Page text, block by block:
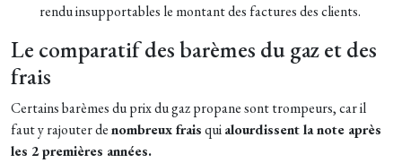
rendu insupportables le montant des factures des clients.
Le comparatif des barèmes du gaz et des
frais
Certains barèmes du prix du gaz propane sont trompeurs, car il
faut y rajouter denombreux fraisquialourdissent la note après
les 2 premières années.